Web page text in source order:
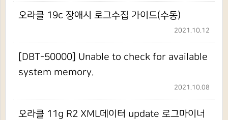
오라클 19c 장애시 로그수집 가이드(수동)
2021.10.12
[DBT-50000] Unable to check for available
system memory.
2021.10.08
오라클 11g R2 XML데이터 update 로그마이너